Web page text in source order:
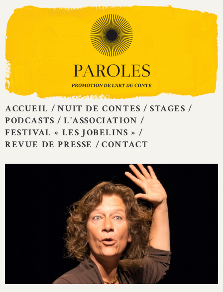
Skip
content
ACCUEIL NUIT DE CONTES
STAGES
PODCASTS
L’ASSOCIATION
FESTIVAL « LES JOBELINS »
REVUE DE PRESSE
CONTACT